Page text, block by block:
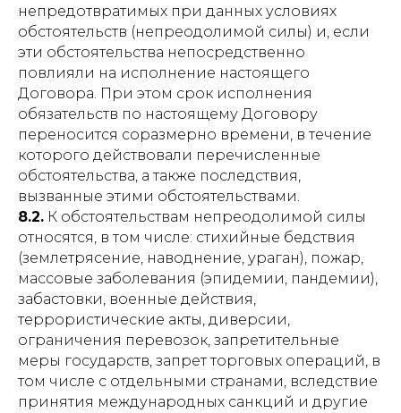
непредотвратимых при данных условиях
обстоятельств (непреодолимой силы) и, если
эти обстоятельства непосредственно
повлияли на исполнение настоящего
Договора. При этом срок исполнения
обязательств по настоящему Договору
переносится соразмерно времени, в течение
которого действовали перечисленные
обстоятельства, а также последствия,
вызванные этими обстоятельствами.
8.2. К обстоятельствам непреодолимой силы
относятся, в том числе: стихийные бедствия
(землетрясение, наводнение, ураган), пожар,
массовые заболевания (эпидемии, пандемии),
забастовки, военные действия,
террористические акты, диверсии,
ограничения перевозок, запретительные
меры государств, запрет торговых операций, в
том числе с отдельными странами, вследствие
принятия международных санкций и другие